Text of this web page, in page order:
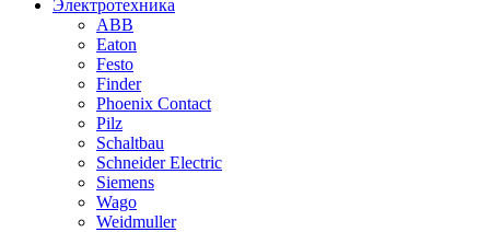
Электротехника
ABB
Eaton
Festo
Finder
Phoenix Contact
Pilz
Schaltbau
Schneider Electric
Siemens
Wago
Weidmuller